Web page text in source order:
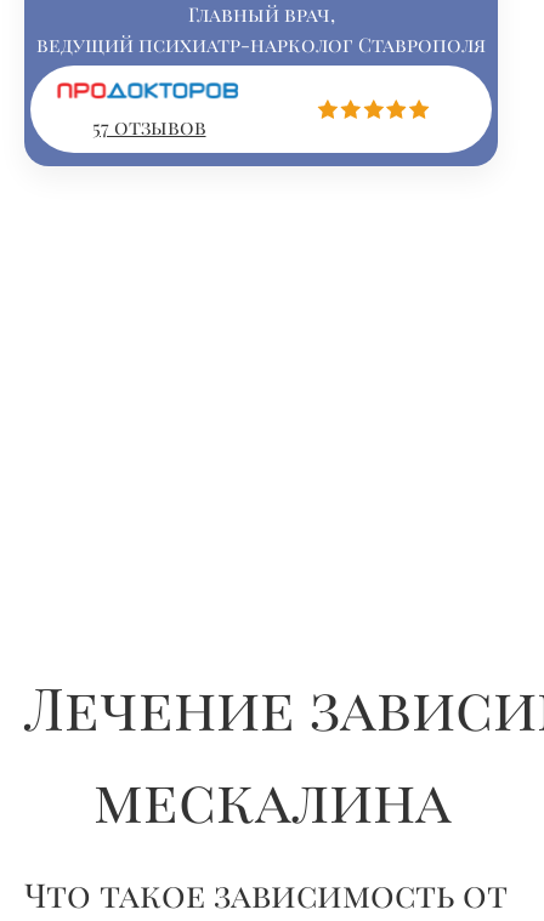
Главный врач,
ведущий психиатр-нарколог Ставрополя
57 отзывов
Лечение
мескалина
Что такое зависимость от